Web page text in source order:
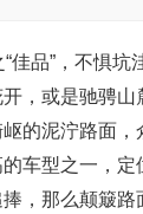
佳品”，不惧坑
，或是驰骋
的泥泞路面
车型之一，
，那么颠簸